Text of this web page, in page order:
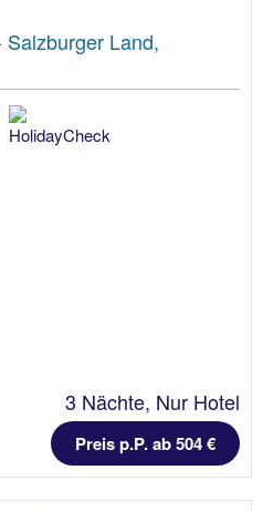
Land,
3 Nächte, Nur Hotel
Preis p.P. ab 504 €